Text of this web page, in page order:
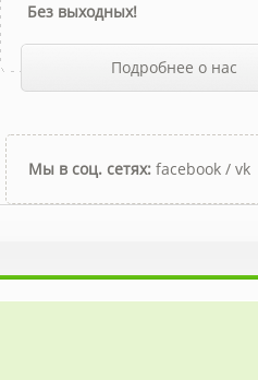
Без выходных!
Подробнее о нас
Мы в соц. сетях: facebook / vk